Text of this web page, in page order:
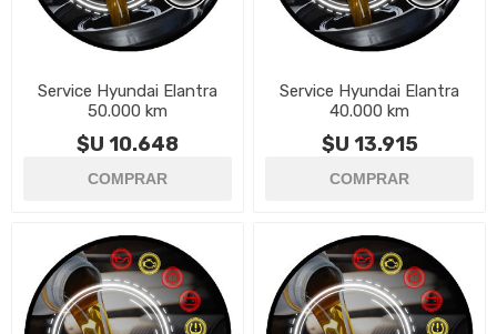
Service Hyundai Elantra
50.000 km
$U 10.648
Service Hyundai Elantra
40.000 km
$U 13.915